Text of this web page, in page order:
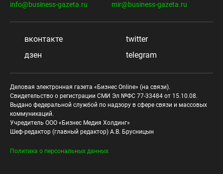
info@business-gazeta.ru
mir@business-gazeta.ru
вконтакте
twitter
дзен
telegram
Деловая электронная газета «Бизнес Online» (на связи).
Свидетельство о регистрации СМИ Эл №ФС 77-33484 от 15.10.08.
Выдано федеральной службой по надзору в сфере связи и массовых
коммуникаций.
Учредитель ООО «Бизнес Медия Холдинг»
Шеф-редактор (главный редактор) А.В. Брусницын
Политика о персональных данных